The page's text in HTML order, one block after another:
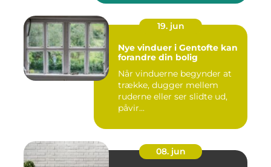
19. jun
Nye vinduer i Gentofte kan
forandre din bolig
Når vinduerne begynder at
trække, dugger mellem
ruderne eller ser slidte ud,
påvir...
08. jun